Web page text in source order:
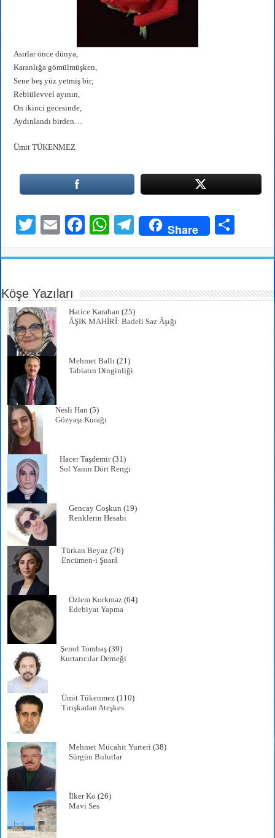
Asırlar önce dünya,
Karanlığa gömülmüşken,
Sene beş yüz yetmiş bir;
Rebiülevvel ayının,
On ikinci gecesinde,
Aydınlandı birden…
Ümit TÜKENMEZ
T
tte
r
E
ail
Fa
bo
W
ts
pp
Te
gr
m
Share
re
Köşe Yazıları
Hatice Karahan (25)
ÂŞIK MAHİRÎ: Badeli Saz Âşığı
Mehmet Ballı (21)
Tabiatın Dinginliği
Nesli Han (5)
Gözyaşı Kurağı
Hacer Taşdemir(31)
Sol Yanın Dört Rengi
Gencay Coşkun (19)
Renklerin Hesabı
Türkan Beyaz (76)
Encümen-i Şuarâ
Özlem Korkmaz (64)
Edebiyat Yapma
Şenol Tombaş (39)
Kurtarıcılar Derneği
Ümit Tükenmez (110)
Tırışkadan Ateşkes
Mehmet Mücahit Yurteri (38)
Sürgün Bulutlar
İlker Ko (26)
Mavi Ses